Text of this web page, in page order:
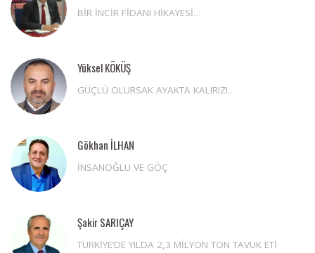
BİR İNCİR FİDANI HİKAYESİ…
Yüksel KÖKÜŞ
GÜÇLÜ OLURSAK AYAKTA KALIRIZ!..
Gökhan İLHAN
İNSANOĞLU VE GÖÇ
Şakir SARIÇAY
TÜRKİYE’DE YILDA 2,3 MİLYON TON TAVUK ETİ